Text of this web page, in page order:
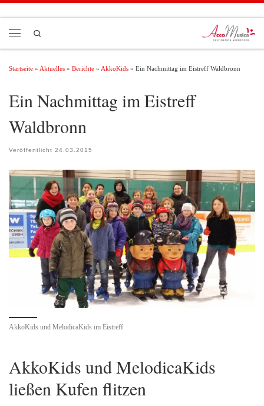
Zum Inhalt springen
Startseite » Aktuelles » Berichte » AkkoKids » Ein Nachmittag im Eistreff Waldbronn
Ein Nachmittag im Eistreff
Waldbronn
Veröffentlicht 24.03.2015
AkkoKids und MelodicaKids im Eistreff
AkkoKids und MelodicaKids
ließen Kufen flitzen